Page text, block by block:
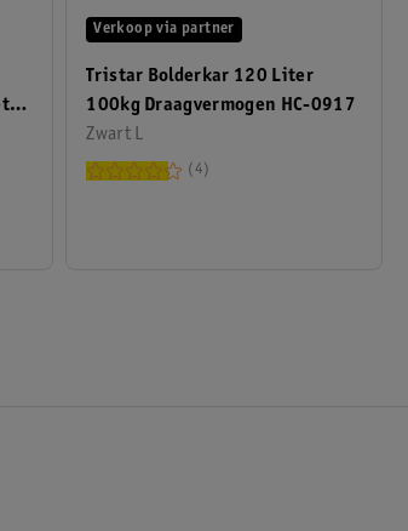
Tristar Bolderkar 120 Liter
100kg Draagvermogen HC-0917
Zwart L
Verkoop via partner
4